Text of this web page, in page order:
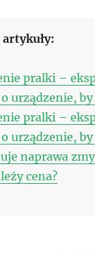
pralki –
urządzenie,
pralki –
urządzenie,
naprawa
cena?